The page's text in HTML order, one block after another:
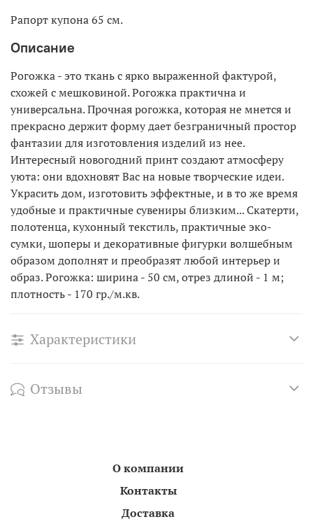
Рапорт купона 65 см.
Описание
Рогожка - это ткань с ярко выраженной фактурой,
схожей с мешковиной. Рогожка практична и
универсальна. Прочная рогожка, которая не мнется и
прекрасно держит форму дает безграничный простор
фантазии для изготовления изделий из нее.
Интересный новогодний принт создают атмосферу
уюта: они вдохновят Вас на новые творческие идеи.
Украсить дом, изготовить эффектные, и в то же время
удобные и практичные сувениры близким... Скатерти,
полотенца, кухонный текстиль, практичные эко-
сумки, шоперы и декоративные фигурки волшебным
образом дополнят и преобразят любой интерьер и
образ. Рогожка: ширина - 50 см, отрез длиной - 1 м;
плотность - 170 гр./м.кв.
Характеристики
Отзывы
О компании
Контакты
Доставка